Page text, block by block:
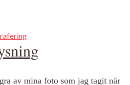
av mina foto som jag tagit när